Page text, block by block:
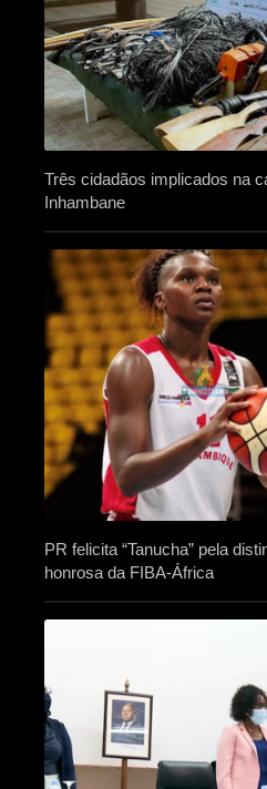
Três cidadãos implicados na
Inhambane
PR felicita “Tanucha” pela
honrosa da FIBA-África